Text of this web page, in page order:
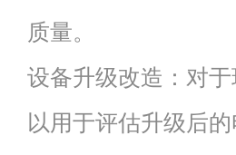
质量。
设备升级改造：对
以用于评估升级后